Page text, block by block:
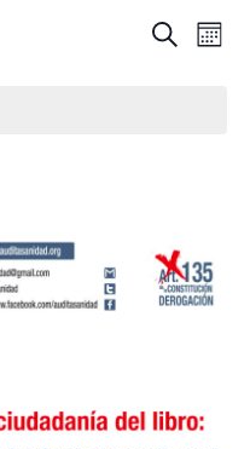
Eventos
Buscar
Mes